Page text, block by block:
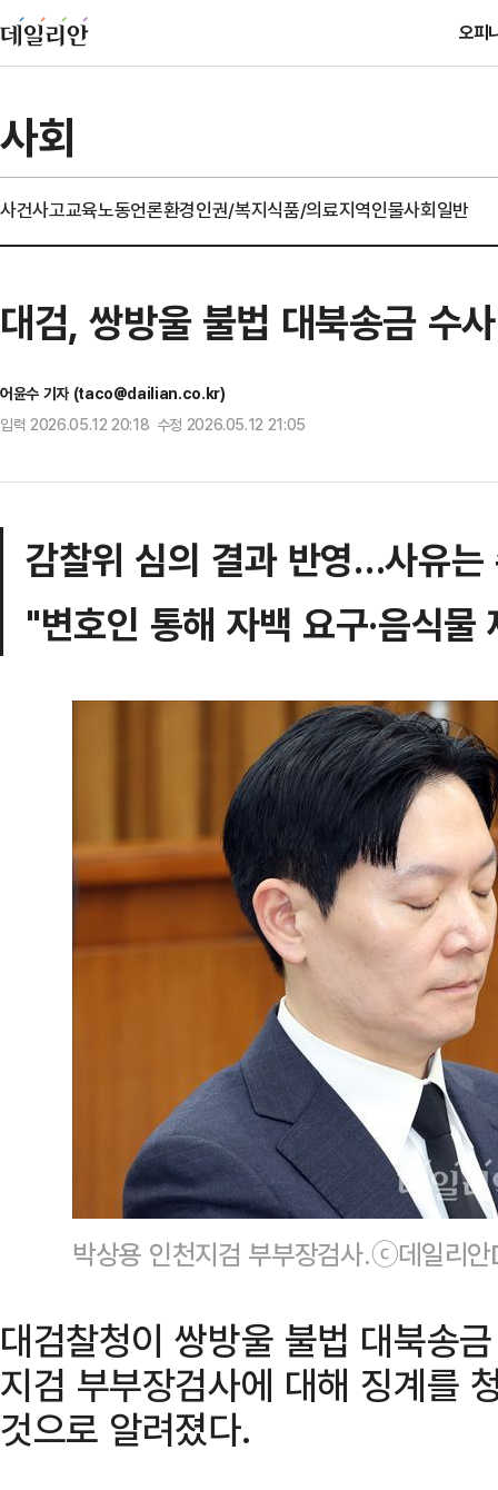
오피
사회
사건사고교육노동언론환경인권/복지식품/의료지역인물사회일반
대검, 쌍방울 불법 대북송금 수
어윤수 기자 (taco@dailian.co.kr)
입력 2026.05.12 20:18 수정 2026.05.12 21:05
감찰위 심의 결과 반영…사유는
"변호인 통해 자백 요구·음식
박상용 인천지검 부부장검사.ⓒ데일리
대검찰청이 쌍방울 불법 대북송
지검 부부장검사에 대해 징계를
것으로 알려졌다.